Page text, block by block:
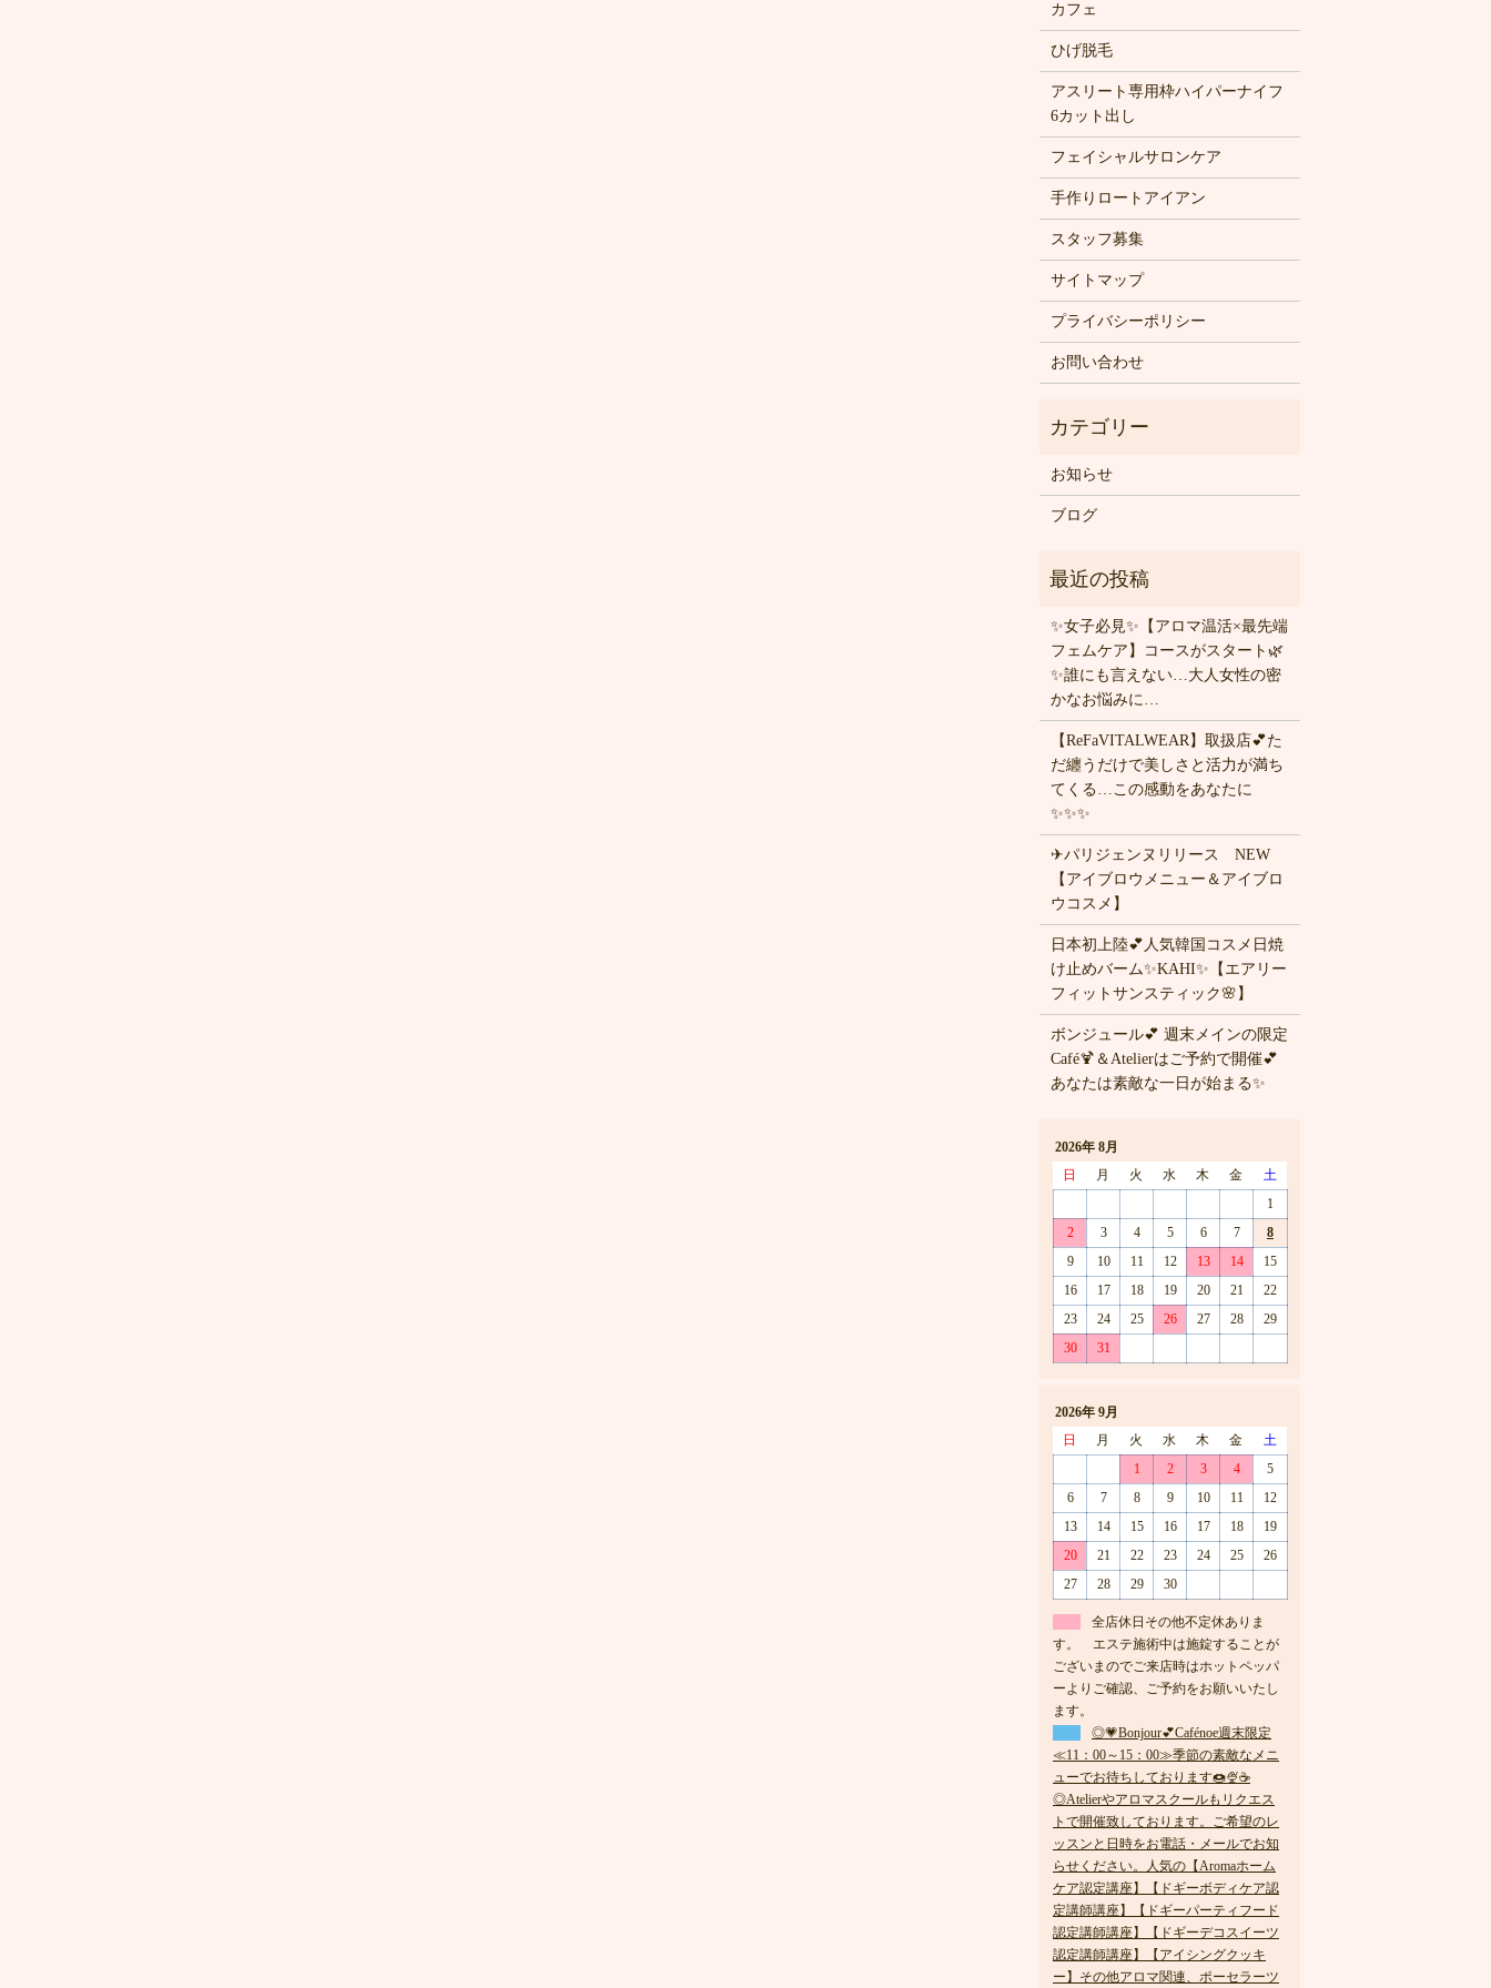
カフェ
ひげ脱毛
アスリート専用枠ハイパーナイフ
6カット出し
フェイシャルサロンケア
手作りロートアイアン
スタッフ募集
サイトマップ
プライバシーポリシー
お問い合わせ
お知らせ
ブログ
✨女子必見✨【アロマ温活×最先端
フェムケア】コースがスタート🌿
✨誰にも言えない…大人女性の密
かなお悩みに…
【ReFaVITALWEAR】取扱店💕た
だ纏うだけで美しさと活力が満ち
てくる…この感動をあなたに
✨✨✨
✈パリジェンヌリリース NEW
【アイブロウメニュー＆アイブロ
ウコスメ】
日本初上陸💕人気韓国コスメ日焼
け止めバーム✨KAHI✨【エアリー
フィットサンスティック🌸】
ボンジュール💕 週末メインの限定
Café🍹＆Atelierはご予約で開催💕
あなたは素敵な一日が始まる✨
2026年 8月
日
月 火 水 木 金
土
1
2
3 4 5 6 7
8
9
10 11 12 13 14
15
16
17 18 19 20 21
22
23
24 25 26 27 28
29
30
31
2026年 9月
日
月 火 水 木 金
土
1
2 3 4
5
6
7 8 9 10 11
12
13
14 15 16 17 18
19
20
21 22 23 24 25
26
27
28 29 30
全店休日その他不定休ありま
す。 エステ施術中は施錠することが
ございまのでご来店時はホットペッパ
ーよりご確認、ご予約をお願いいたし
ます。
◎💗Bonjour💕Cafénoe週末限定
≪11：00～15：00≫季節の素敵なメニ
ューでお待ちしております🍩🍨☕
◎Atelierやアロマスクールもリクエス
トで開催致しております。ご希望のレ
ッスンと日時をお電話・メールでお知
らせください。人気の【Aromaホーム
ケア認定講座】【ドギーボディケア認
定講師講座】【ドギーパーティフード
認定講師講座】【ドギーデコスイーツ
認定講師講座】【アイシングクッキ
ー】その他アロマ関連、ポーセラーツ